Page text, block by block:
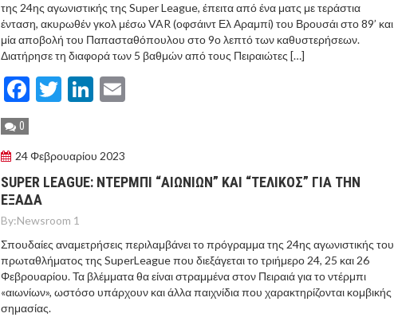
της 24ης αγωνιστικής της Super League, έπειτα από ένα ματς με τεράστια
ένταση, ακυρωθέν γκολ μέσω VAR (οφσάιντ Ελ Αραμπί) του Βρουσάι στο 89’ και
μία αποβολή του Παπασταθόπουλου στο 9ο λεπτό των καθυστερήσεων.
Διατήρησε τη διαφορά των 5 βαθμών από τους Πειραιώτες […]
Facebook
TwitterLinkedIn
0
24 Φεβρουαρίου 2023
SUPER LEAGUE: ΝΤΕΡΜΠΙ “ΑΙΩΝΙΩΝ” ΚΑΙ “ΤΕΛΙΚΟΣ” ΓΙΑ ΤΗΝ
ΕΞΑΔΑ
By:Newsroom 1
Σπουδαίες αναμετρήσεις περιλαμβάνει το πρόγραμμα της 24ης αγωνιστικής του
πρωταθλήματος της SuperLeague που διεξάγεται το τριήμερο 24, 25 και 26
Φεβρουαρίου. Τα βλέμματα θα είναι στραμμένα στον Πειραιά για το ντέρμπι
«αιωνίων», ωστόσο υπάρχουν και άλλα παιχνίδια που χαρακτηρίζονται κομβικής
σημασίας.